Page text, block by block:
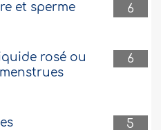
6
et sperme
6
rosé ou
5